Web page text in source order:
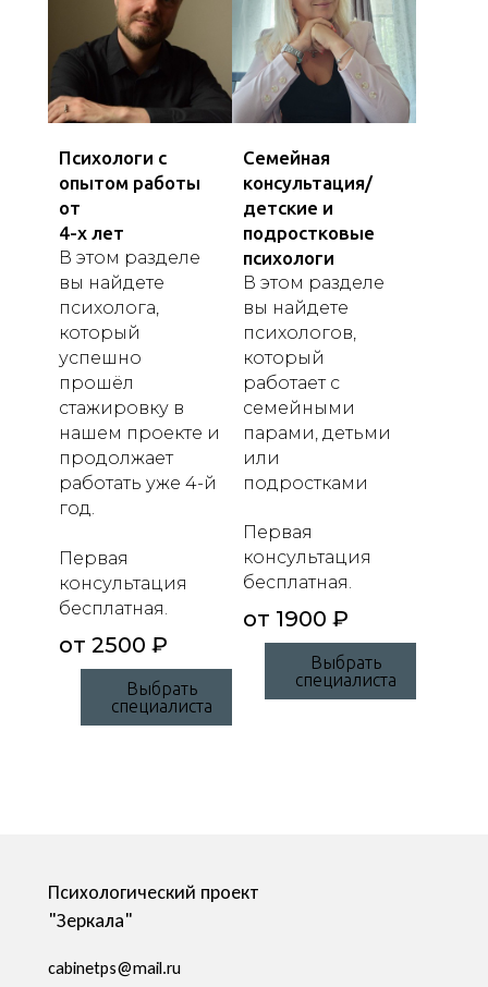
Психологи с
опытом работы
от
4-х лет
В этом разделе
вы найдете
психолога,
который
успешно
прошёл
стажировку в
нашем проекте и
продолжает
работать уже 4-й
год.
Первая
консультация
бесплатная.
от 2500 ₽
Выбрать
специалиста
Семейная
консультация/
детские и
подростковые
психологи
В этом разделе
вы найдете
психологов,
который
работает с
семейными
парами, детьми
или
подростками
Первая
консультация
бесплатная.
от 1900 ₽
Выбрать
специалиста
Психологический проект
"Зеркала"
cabinetps@mail.ru